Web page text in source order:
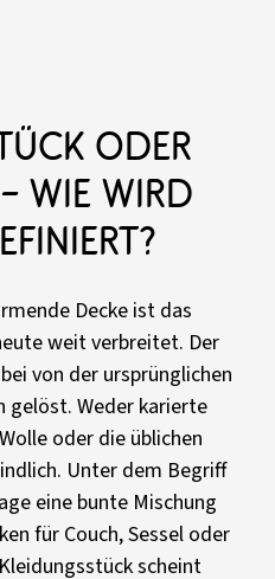
oder
Wie wird
Decke ist das
weit verbreitet. Der
von der ursprünglichen
gelöst. Weder karierte
oder die üblichen
Unter dem Begriff
eine bunte Mischung
für Couch, Sessel oder
scheint